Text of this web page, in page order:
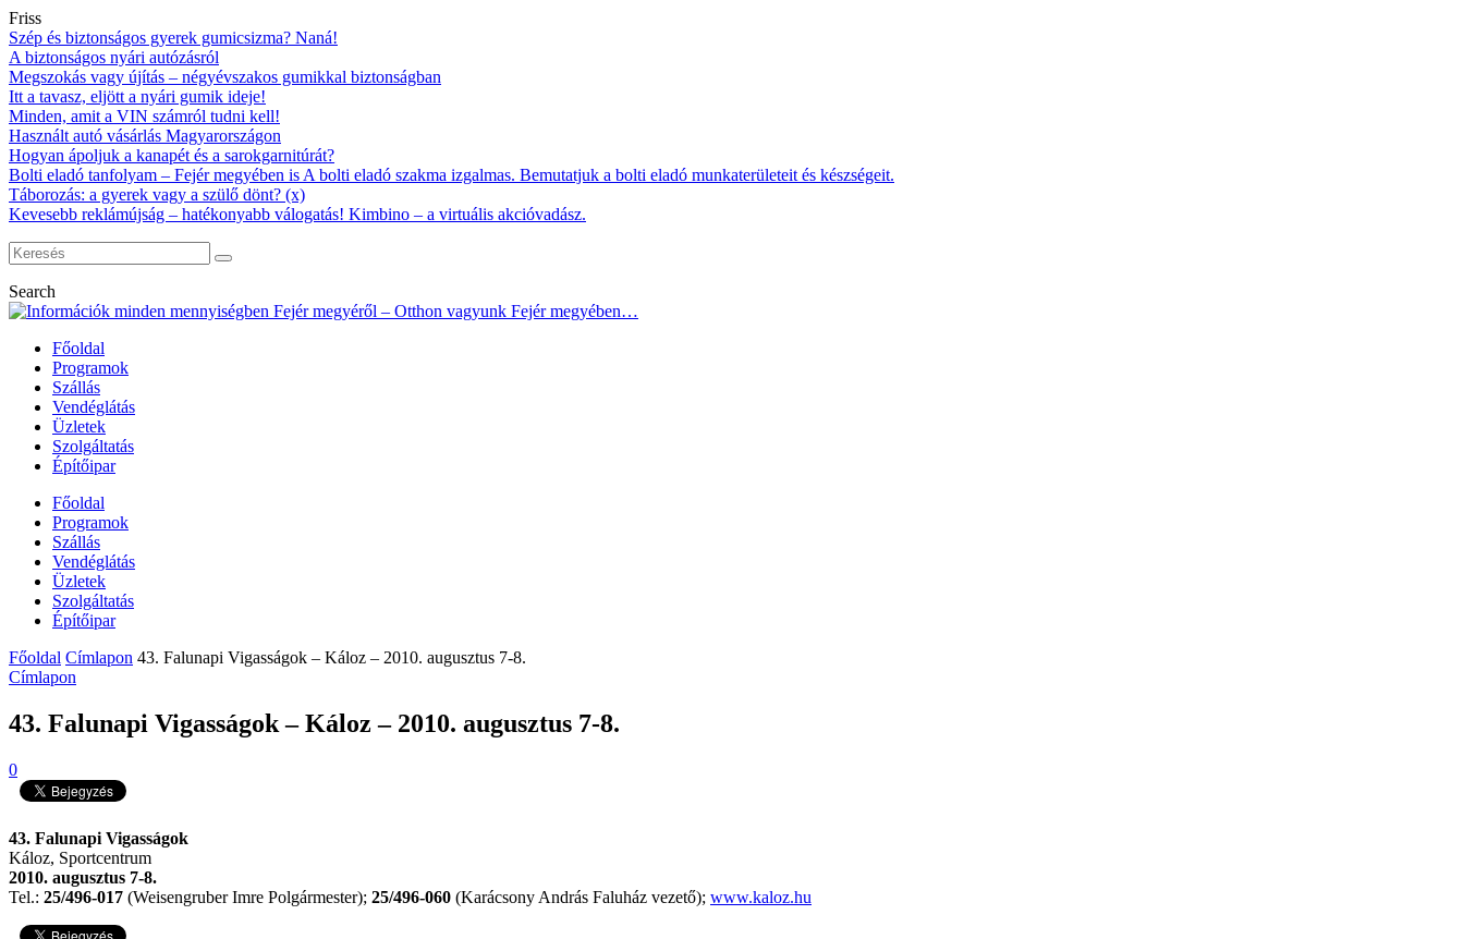
Friss
Szép és biztonságos gyerek gumicsizma? Naná!
A biztonságos nyári autózásról
Megszokás vagy újítás – négyévszakos gumikkal biztonságban
Itt a tavasz, eljött a nyári gumik ideje!
Minden, amit a VIN számról tudni kell!
Használt autó vásárlás Magyarországon
Hogyan ápoljuk a kanapét és a sarokgarnitúrát?
Bolti eladó tanfolyam – Fejér megyében is A bolti eladó szakma izgalmas. Bemutatjuk a bolti eladó munkaterületeit és készségeit.
Táborozás: a gyerek vagy a szülő dönt? (x)
Kevesebb reklámújság – hatékonyabb válogatás! Kimbino – a virtuális akcióvadász.
Search
Főoldal
Programok
Szállás
Vendéglátás
Üzletek
Szolgáltatás
Építőipar
Főoldal
Programok
Szállás
Vendéglátás
Üzletek
Szolgáltatás
Építőipar
Főoldal Címlapon 43. Falunapi Vigasságok – Káloz – 2010. augusztus 7-8.
Címlapon
43. Falunapi Vigasságok – Káloz – 2010. augusztus 7-8.
0
43. Falunapi Vigasságok
Káloz, Sportcentrum
2010. augusztus 7-8.
Tel.: 25/496-017 (Weisengruber Imre Polgármester); 25/496-060 (Karácsony András Faluház vezető); www.kaloz.hu